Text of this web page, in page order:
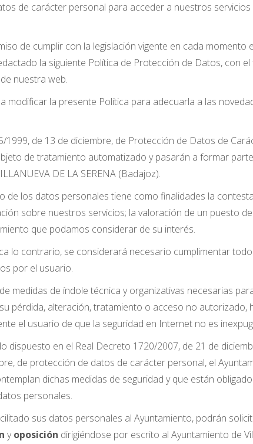
de carácter personal para acceder a nuestros
de cumplir con la legislación vigente en cada
la siguiente Política de Protección de Datos, con
nuestra web.
modificar la presente Política para adecuarla a las
1999, de 13 de diciembre, de Protección de Datos de
de tratamiento automatizado y pasarán a formar
DE LA SERENA (Badajoz).
de los datos personales tiene como finalidades la
sobre nuestros servicios; la valoración de un puesto
que podamos considerar de su interés.
lo contrario, se considerará necesario cumplimentar
por el usuario.
medidas de índole técnica y organizativas necesarias
pérdida, alteración, tratamiento o acceso no autorizado,
el usuario de que la seguridad en Internet no es
dispuesto en el Real Decreto 1720/2007, de 21 de
de protección de datos de carácter personal, el
dichas medidas de seguridad y que están
personales.
sus datos personales al Ayuntamiento, podrán
yoposición dirigiéndose por escrito al Ayuntamiento de